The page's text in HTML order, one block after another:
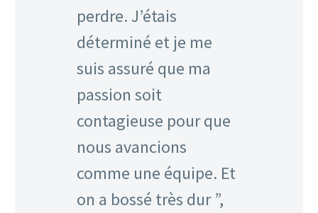
perdre. J’étais
déterminé et je me
suis assuré que ma
passion soit
contagieuse pour que
nous avancions
comme une équipe. Et
on a bossé très dur ”,